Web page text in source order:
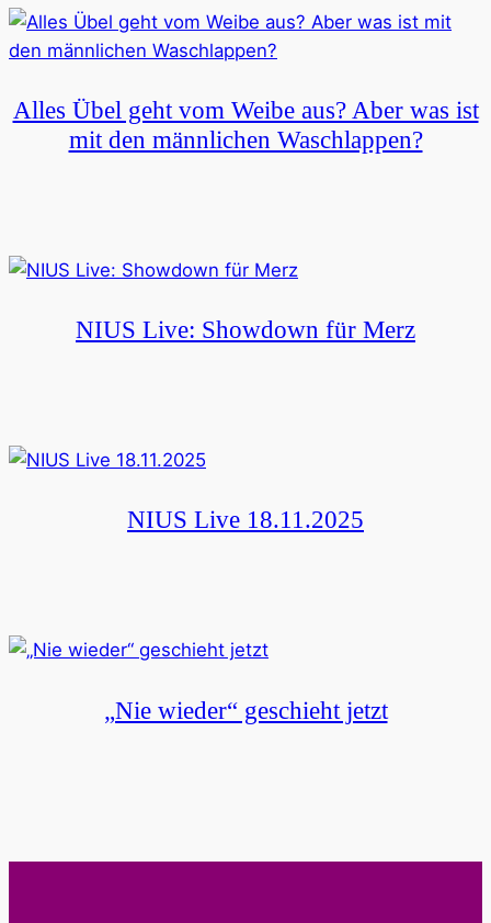
Alles Übel geht vom Weibe aus? Aber was ist
mit den männlichen Waschlappen?
NIUS Live: Showdown für Merz
NIUS Live 18.11.2025
„Nie wieder“ geschieht jetzt